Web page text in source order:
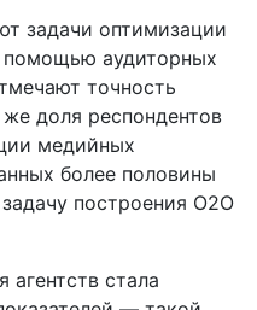
задачи оптимизации
помощью аудиторных
точность
доля респондентов
медийных
более половины
построения O2O
стала